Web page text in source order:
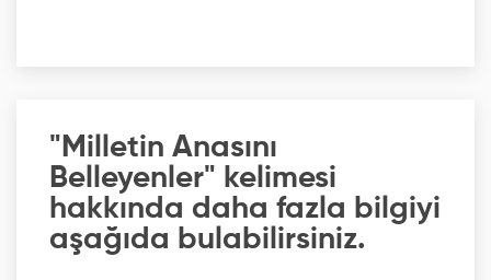
"Milletin Anasını
Belleyenler" kelimesi
hakkında daha fazla bilgiyi
aşağıda bulabilirsiniz.